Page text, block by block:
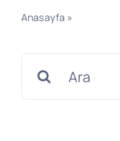
Anasayfa »